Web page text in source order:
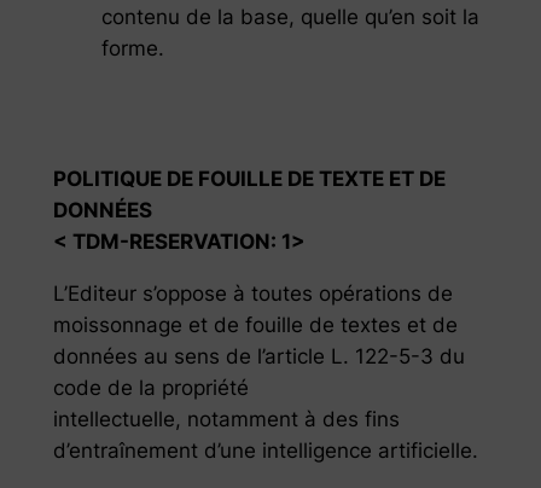
contenu de la base, quelle qu’en soit la
forme.
POLITIQUE DE FOUILLE DE TEXTE ET DE
DONNÉES
< TDM-RESERVATION: 1>
L’Editeur s’oppose à toutes opérations de
moissonnage et de fouille de textes et de
données au sens de l’article L. 122-5-3 du
code de la propriété
intellectuelle, notamment à des fins
d’entraînement d’une intelligence artificielle.